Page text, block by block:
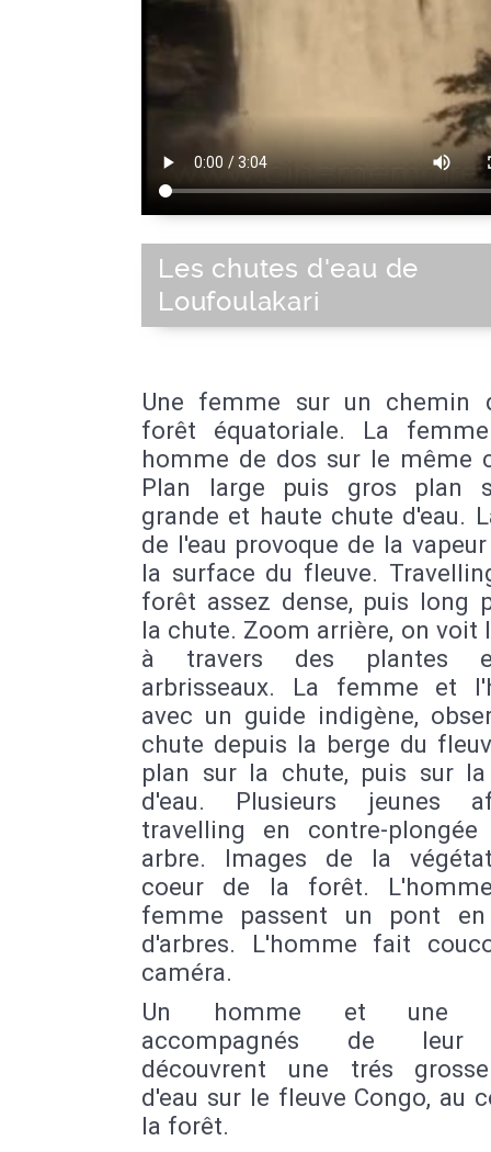
Les chutes d'eau de
Loufoulakari
Une femme sur un chemin
forêt équatoriale. La
homme de dos sur le même
Plan large puis gros plan
grande et haute chute d'eau.
de l'eau provoque de la
la surface du fleuve.
forêt assez dense, puis long
la chute. Zoom arrière, on voit
à travers des plantes
arbrisseaux. La femme et
avec un guide indigène,
chute depuis la berge du
plan sur la chute, puis sur la
d'eau. Plusieurs jeunes
travelling en contre-
arbre. Images de la
coeur de la forêt.
femme passent un pont
d'arbres. L'homme fait
caméra.
Un homme et une
accompagnés de leur
découvrent une trés
d'eau sur le fleuve Congo, au
la forêt.